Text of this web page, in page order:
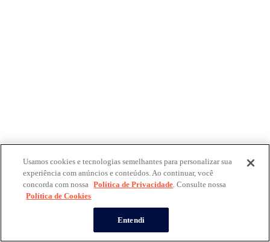
Usamos cookies e tecnologias semelhantes para personalizar sua
experiência com anúncios e conteúdos. Ao continuar, você
concorda com nossa Política de Privacidade. Consulte nossa
Política de Cookies
Entendi